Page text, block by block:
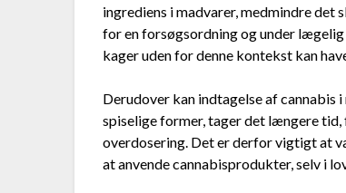
ingrediens i madvarer, medmindre
for en forsøgsordning og under
kager uden for denne kontekst kan
Derudover kan indtagelse af
spiselige former, tager det længere
overdosering. Det er derfor vigtigt at
at anvende cannabisprodukter, selv i